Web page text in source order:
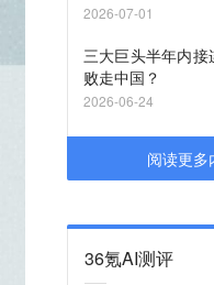
2026-07-01
三大巨头半年内
败走中国？
2026-06-24
阅读更多
36氪AI测评